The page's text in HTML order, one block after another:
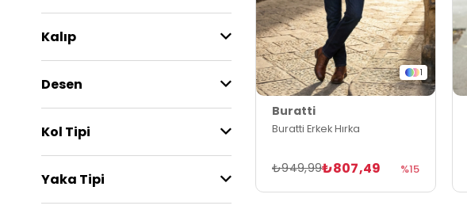
Kalıp
Desen
Kol Tipi
Yaka Tipi
1
Buratti
Buratti Erkek Hırka
₺807,49
₺949,99 %15